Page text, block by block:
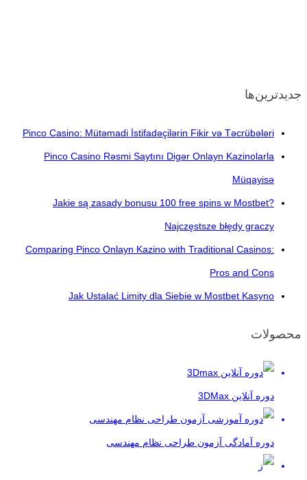
جدیدترین‌ها
Pinco Casino: Mütəmadi İstifadəçilərin Fikir və Təcrübələri
Pinco Casino Rəsmi Saytını Digər Onlayn Kazinolarla
Müqayisə
Jakie są zasady bonusu 100 free spins w Mostbet?
Najczęstsze błędy graczy
Comparing Pinco Onlayn Kazino with Traditional Casinos:
Pros and Cons
Jak Ustalać Limity dla Siebie w Mostbet Kasyno
محصولات
دوره آنلاین 3DMax
دوره آمادگی آزمون طراحی نظام مهندسی